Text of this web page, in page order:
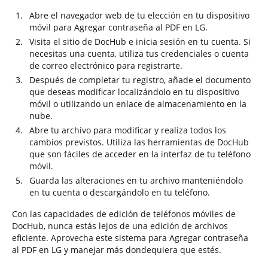
Abre el navegador web de tu elección en tu dispositivo
móvil para Agregar contraseña al PDF en LG.
Visita el sitio de DocHub e inicia sesión en tu cuenta. Si
necesitas una cuenta, utiliza tus credenciales o cuenta
de correo electrónico para registrarte.
Después de completar tu registro, añade el documento
que deseas modificar localizándolo en tu dispositivo
móvil o utilizando un enlace de almacenamiento en la
nube.
Abre tu archivo para modificar y realiza todos los
cambios previstos. Utiliza las herramientas de DocHub
que son fáciles de acceder en la interfaz de tu teléfono
móvil.
Guarda las alteraciones en tu archivo manteniéndolo
en tu cuenta o descargándolo en tu teléfono.
Con las capacidades de edición de teléfonos móviles de
DocHub, nunca estás lejos de una edición de archivos
eficiente. Aprovecha este sistema para Agregar contraseña
al PDF en LG y manejar más dondequiera que estés.